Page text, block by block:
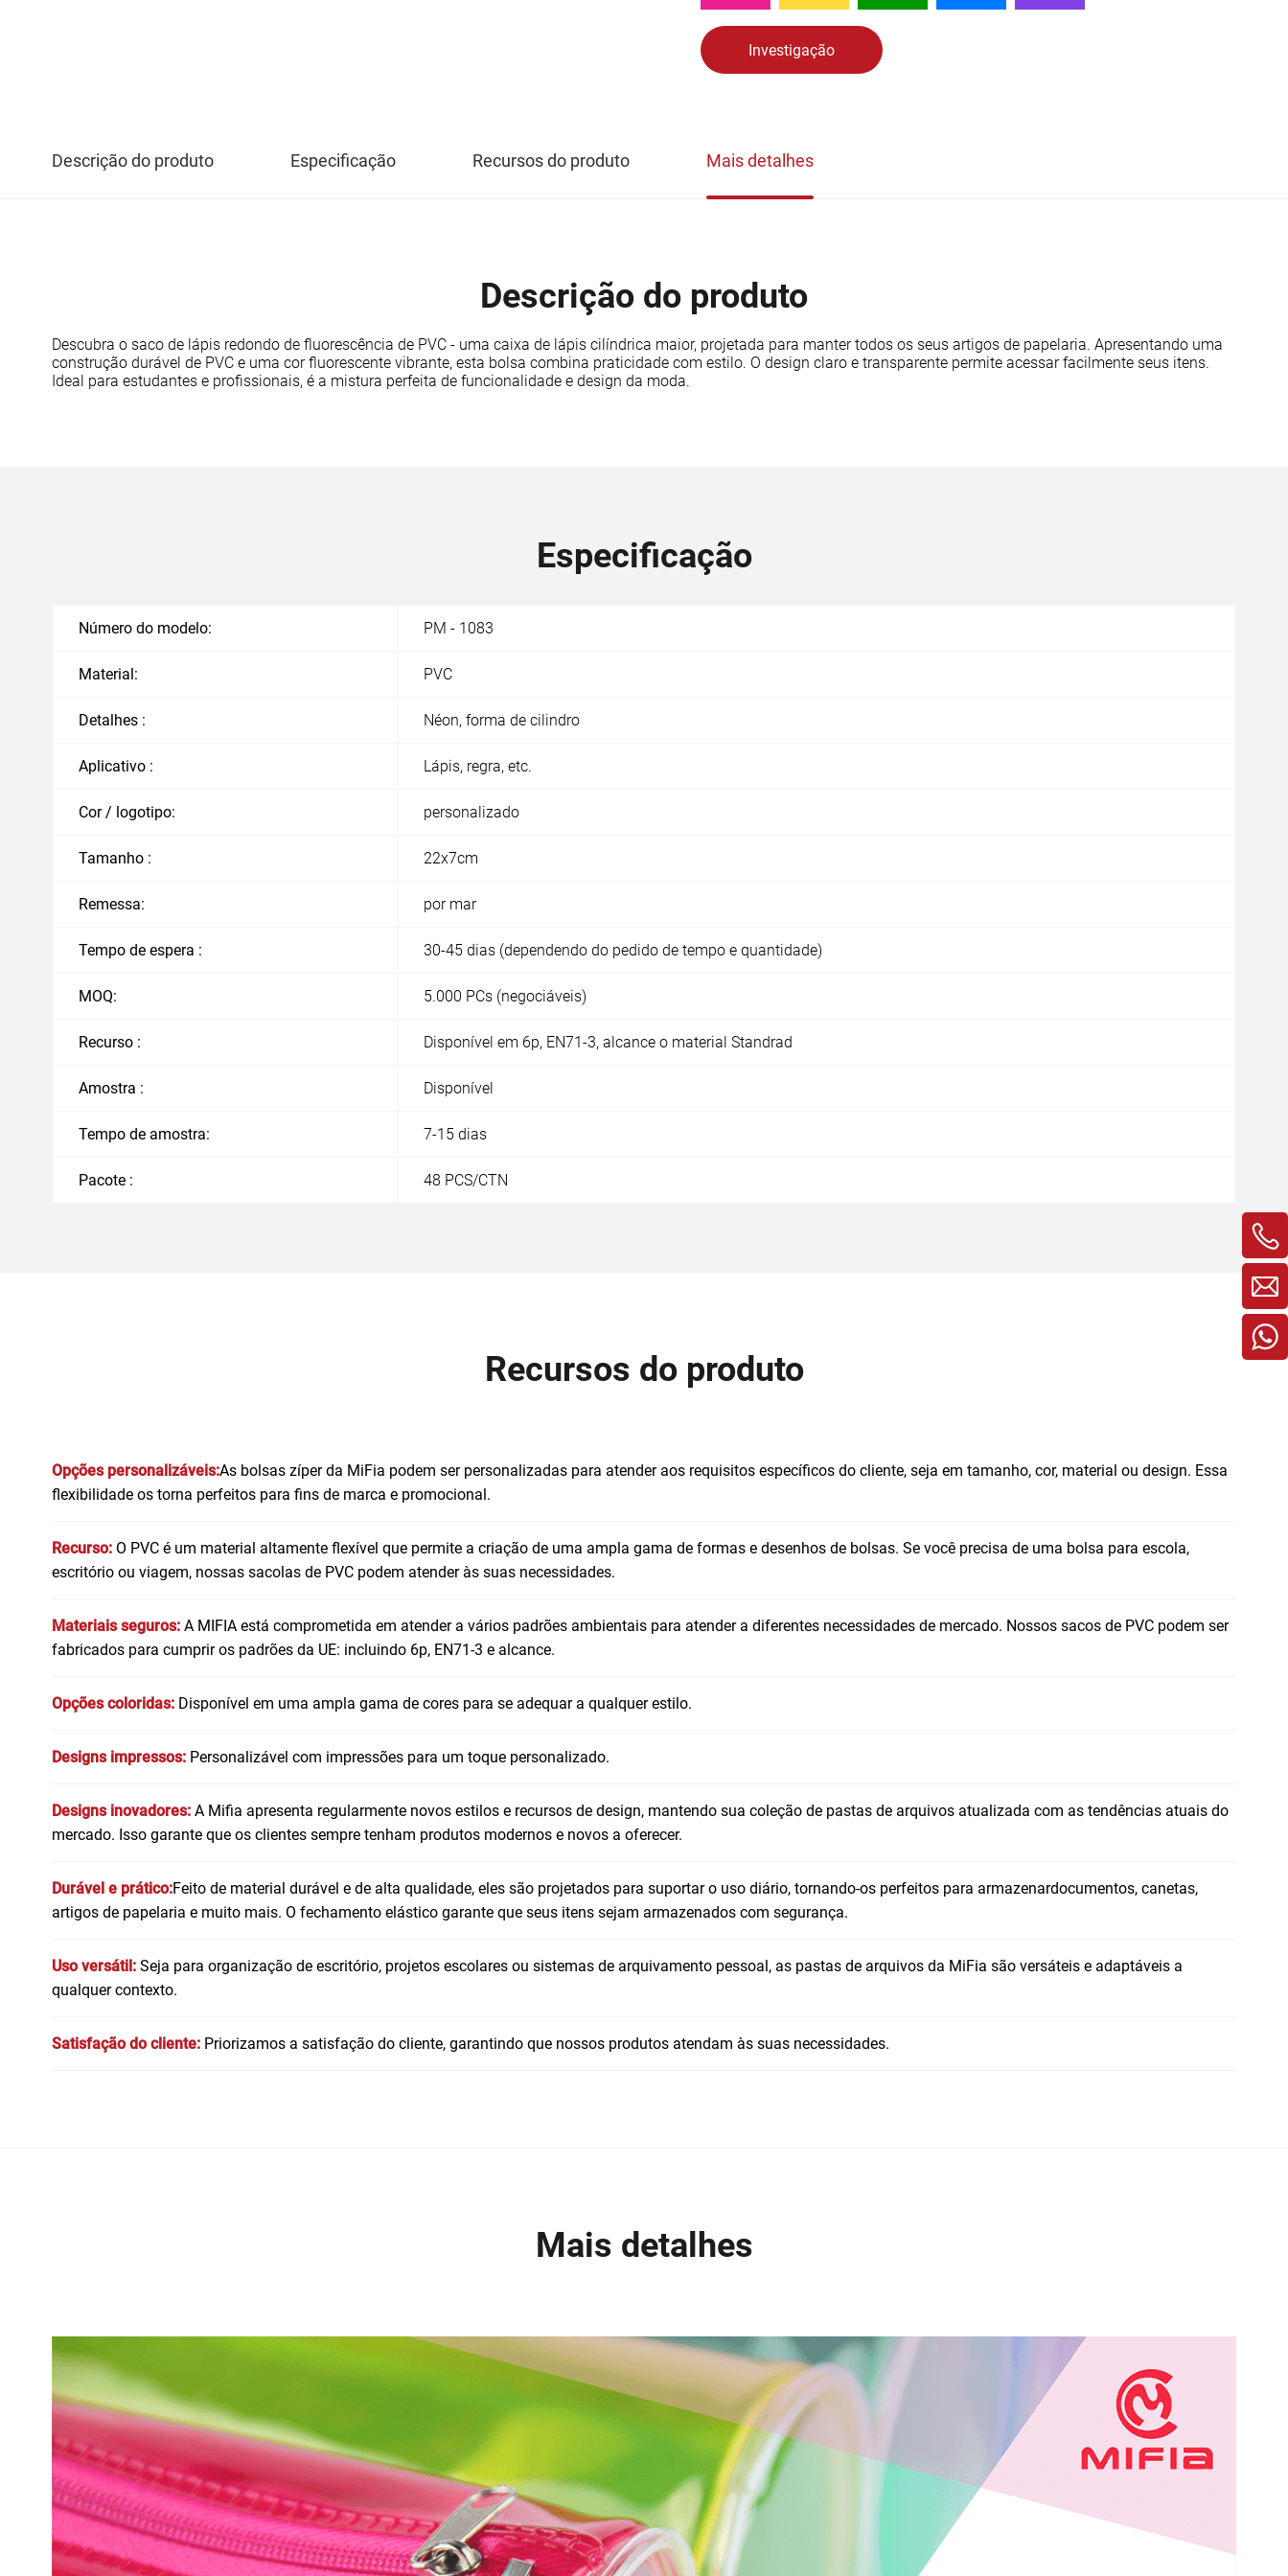
Investigação
Descrição do produto Especificação Recursos do produto Mais detalhes
Descrição do produto
Descubra o saco de lápis redondo de fluorescência de PVC - uma caixa de lápis cilíndrica maior, projetada para manter todos os seus artigos de papelaria. Apresentando uma
construção durável de PVC e uma cor fluorescente vibrante, esta bolsa combina praticidade com estilo. O design claro e transparente permite acessar facilmente seus itens.
Ideal para estudantes e profissionais, é a mistura perfeita de funcionalidade e design da moda.
Especificação
Número do modelo: PM - 1083
Material: PVC
Detalhes : Néon, forma de cilindro
Aplicativo : Lápis, regra, etc.
Cor / logotipo: personalizado
Tamanho : 22x7cm
Remessa: por mar
Tempo de espera : 30-45 dias (dependendo do pedido de tempo e quantidade)
MOQ: 5.000 PCs (negociáveis)
Recurso : Disponível em 6p, EN71-3, alcance o material Standrad
Amostra : Disponível
Tempo de amostra: 7-15 dias
Pacote : 48 PCS/CTN
Recursos do produto
Opções personalizáveis:As bolsas zíper da MiFia podem ser personalizadas para atender aos requisitos específicos do cliente, seja em tamanho, cor, material ou design. Essa
flexibilidade os torna perfeitos para fins de marca e promocional.
Recurso: O PVC é um material altamente flexível que permite a criação de uma ampla gama de formas e desenhos de bolsas. Se você precisa de uma bolsa para escola,
escritório ou viagem, nossas sacolas de PVC podem atender às suas necessidades.
Materiais seguros: A MIFIA está comprometida em atender a vários padrões ambientais para atender a diferentes necessidades de mercado. Nossos sacos de PVC podem ser
fabricados para cumprir os padrões da UE: incluindo 6p, EN71-3 e alcance.
Opções coloridas: Disponível em uma ampla gama de cores para se adequar a qualquer estilo.
Designs impressos: Personalizável com impressões para um toque personalizado.
Designs inovadores: A Mifia apresenta regularmente novos estilos e recursos de design, mantendo sua coleção de pastas de arquivos atualizada com as tendências atuais do
mercado. Isso garante que os clientes sempre tenham produtos modernos e novos a oferecer.
Durável e prático:Feito de material durável e de alta qualidade, eles são projetados para suportar o uso diário, tornando-os perfeitos para armazenardocumentos, canetas,
artigos de papelaria e muito mais. O fechamento elástico garante que seus itens sejam armazenados com segurança.
Uso versátil: Seja para organização de escritório, projetos escolares ou sistemas de arquivamento pessoal, as pastas de arquivos da MiFia são versáteis e adaptáveis ​​a
qualquer contexto.
Satisfação do cliente: Priorizamos a satisfação do cliente, garantindo que nossos produtos atendam às suas necessidades.
Mais detalhes